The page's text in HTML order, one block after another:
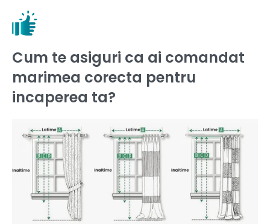
Cum te asiguri ca ai comandat
marimea corecta pentru
incaperea ta?